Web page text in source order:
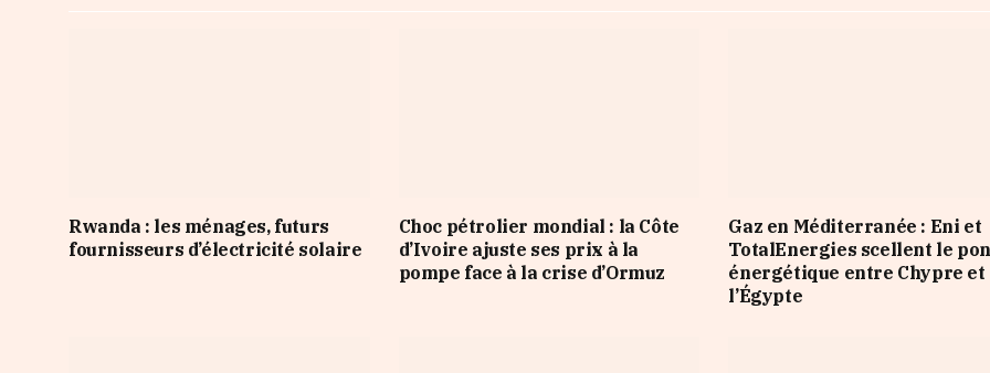
Rwanda : les ménages, futurs
fournisseurs d’électricité solaire
Choc pétrolier mondial : la Côte
d’Ivoire ajuste ses prix à la
pompe face à la crise d’Ormuz
Gaz en Méditerranée : Eni et
TotalEnergies scellent le
énergétique entre Chypre et
l’Égypte